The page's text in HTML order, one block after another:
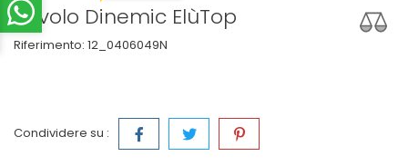
Tavolo Dinemic ElùTop
Riferimento: 12_0406049N
Condividere su :